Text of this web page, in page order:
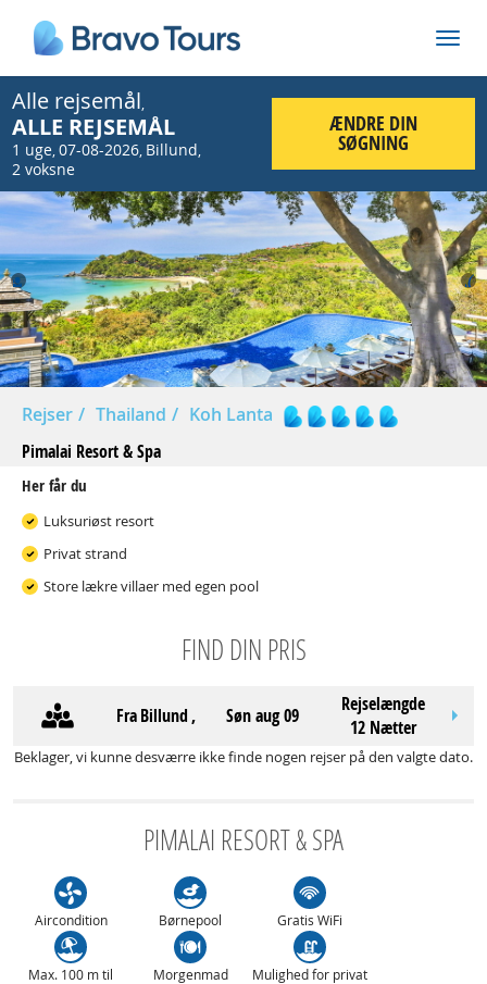
Alle rejsemål,
ALLE REJSEMÅL
1 uge,07-08-2026, Billund,
2 voksne
ÆNDRE DIN
SØGNING
Prev
Rejser Thailand
Koh Lanta
Pimalai Resort & Spa
Her får du
Luksuriøst resort
Privat strand
Store lækre villaer med egen pool
FIND DIN PRIS
FraBillund, søn aug 09
Rejselængde
12 Nætter
Beklager, vi kunne desværre ikke finde nogen rejser på den valgte dato.
PIMALAI RESORT & SPA
Aircondition Børnepool Gratis WiFi
Max. 100 m til
Morgenmad
Mulighed for privat